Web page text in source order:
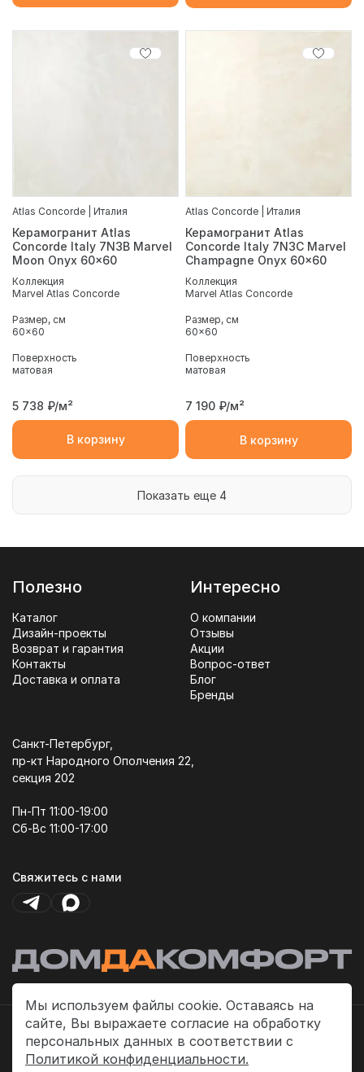
Мы используем файлы cookie. Оставаясь на
сайте, Вы выражаете согласие на обработку
персональных данных в соответствии с
Политикой конфиденциальности.
Atlas Concorde | Италия
Керамогранит Atlas
Concorde Italy 7N3B Marvel
Moon Onyx 60x60
Коллекция
Marvel Atlas Concorde
Размер, см
60x60
Поверхность
матовая
5 738 ₽/м²
В корзину
Atlas Concorde | Италия
Керамогранит Atlas
Concorde Italy 7N3C Marvel
Champagne Onyx 60x60
Коллекция
Marvel Atlas Concorde
Размер, см
60x60
Поверхность
матовая
7 190 ₽/м²
В корзину
Показать еще 4
Полезно
Каталог
Дизайн-проекты
Возврат и гарантия
Контакты
Доставка и оплата
Интересно
О компании
Отзывы
Акции
Вопрос-ответ
Блог
Бренды
Санкт-Петербург,
пр-кт Народного Ополчения 22,
секция 202
Пн-Пт 11:00-19:00
Сб-Вс 11:00-17:00
Свяжитесь с нами
Политика платежей
Политика конфиденциальности